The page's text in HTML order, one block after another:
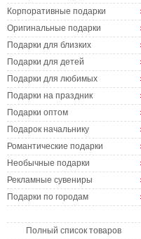
Корпоративные подарки
Оригинальные подарки
Подарки для близких
Подарки для детей
Подарки для любимых
Подарки на праздник
Подарки оптом
Подарок начальнику
Романтические подарки
Необычные подарки
Рекламные сувениры
Подарки по городам
Полный список товаров